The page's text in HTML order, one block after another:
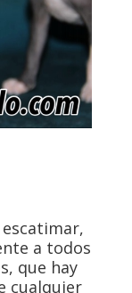
a todos
que hay
cualquier